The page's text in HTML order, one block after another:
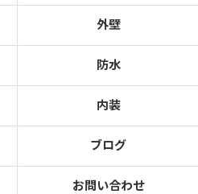
外壁
防水
内装
ブログ
お問い合わせ